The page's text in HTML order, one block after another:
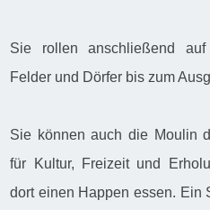
Sie rollen anschließend
Felder und Dörfer bis zum
Sie können auch die Moulin
für Kultur, Freizeit und
dort einen Happen essen. Ein